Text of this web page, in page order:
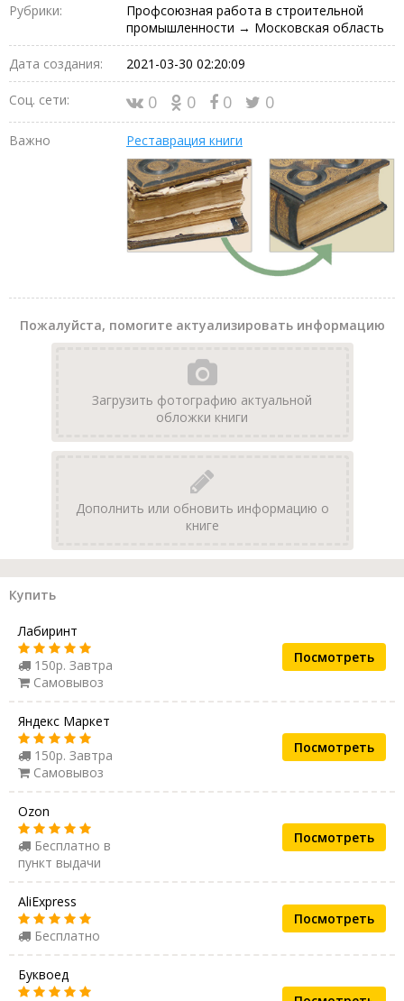
Рубрики:
Профсоюзная работа в строительной
промышленности → Московская область
Дата создания: 2021-03-30 02:20:09
Соц. сети: 0 0 0 0
Важно Реставрация книги
Пожалуйста, помогите актуализировать информацию
Загрузить фотографию актуальной
обложки книги
Дополнить или обновить информацию о
книге
Купить
Лабиринт
150р. Завтра
Самовывоз
Посмотреть
Яндекс Маркет
150р. Завтра
Самовывоз
Посмотреть
Ozon
Бесплатно в
пункт выдачи
Посмотреть
AliExpress
Бесплатно
Посмотреть
Буквоед